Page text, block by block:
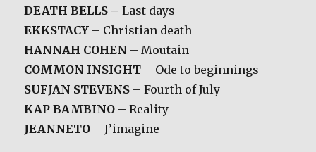
DEATH BELLS – Last days
EKKSTACY – Christian death
HANNAH COHEN – Moutain
COMMON INSIGHT – Ode to beginnings
SUFJAN STEVENS – Fourth of July
KAP BAMBINO –Reality
JEANNETO – J’imagine